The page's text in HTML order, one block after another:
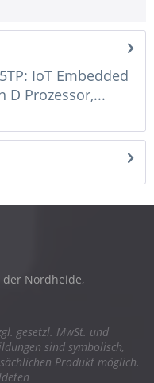
IoT Embedded
D Prozessor,...
der Nordheide,
gesetzl. MwSt. und
sind symbolisch,
Produkt möglich.